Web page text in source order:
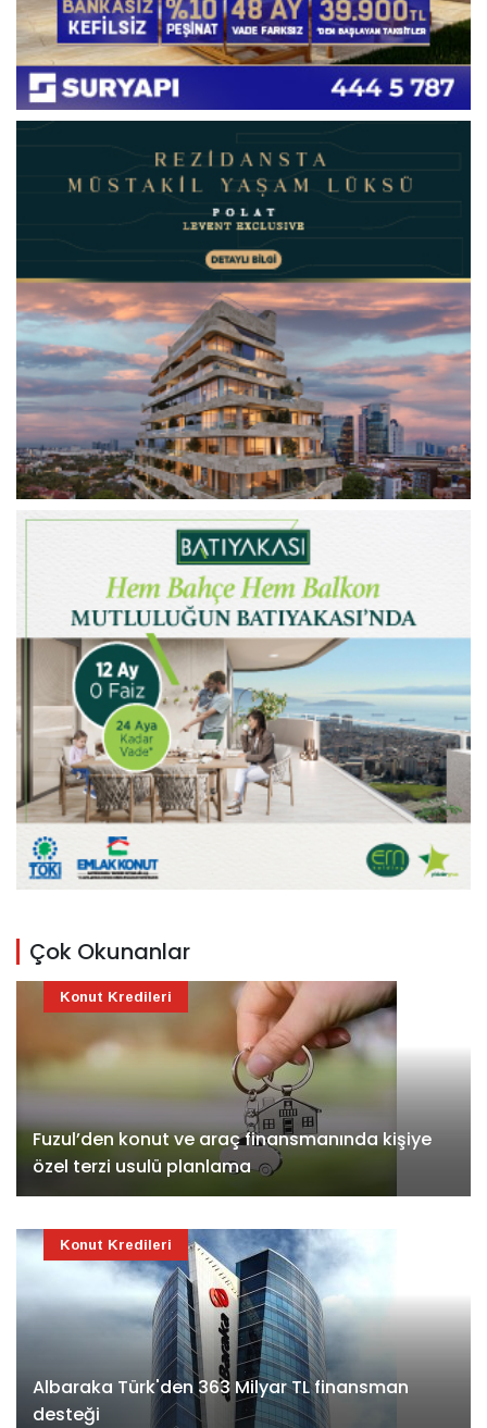
Çok Okunanlar
Fuzul’den konut ve araç finansmanında kişiye
özel terzi usulü planlama
Konut Kredileri
Albaraka Türk'den 363 Milyar TL finansman
desteği
Konut Kredileri